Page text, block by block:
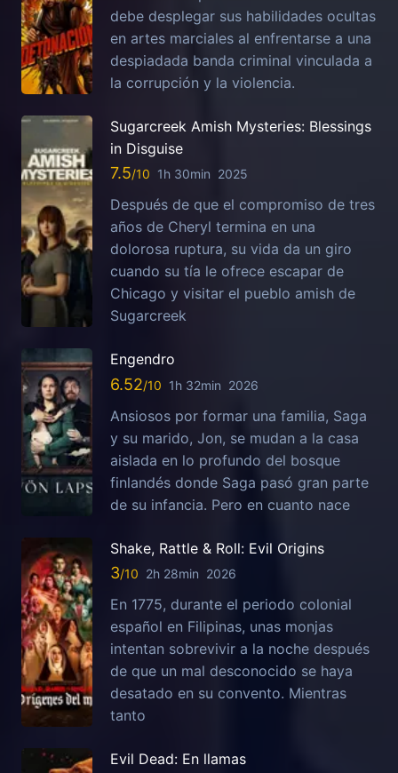
debe desplegar sus habilidades ocultas
en artes marciales al enfrentarse a una
despiadada banda criminal vinculada a
la corrupción y la violencia.
Sugarcreek Amish Mysteries: Blessings
in Disguise
7.5 1h 30min 2025
Después de que el compromiso de tres
años de Cheryl termina en una
dolorosa ruptura, su vida da un giro
cuando su tía le ofrece escapar de
Chicago y visitar el pueblo amish de
Sugarcreek
Engendro
6.52 1h 32min 2026
Ansiosos por formar una familia, Saga
y su marido, Jon, se mudan a la casa
aislada en lo profundo del bosque
finlandés donde Saga pasó gran parte
de su infancia. Pero en cuanto nace
Shake, Rattle & Roll: Evil Origins
3 2h 28min 2026
En 1775, durante el periodo colonial
español en Filipinas, unas monjas
intentan sobrevivir a la noche después
de que un mal desconocido se haya
desatado en su convento. Mientras
tanto
Evil Dead: En llamas